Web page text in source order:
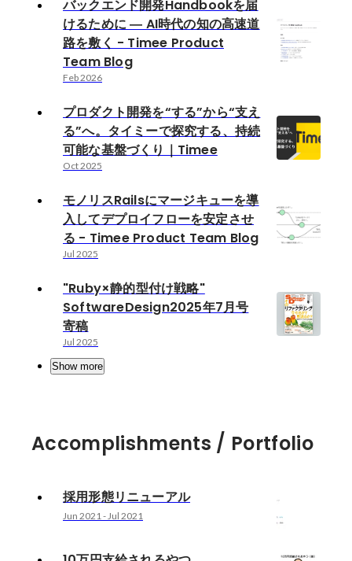
バックエンド開発Handbookを届
けるために ― AI時代の知の高速道
路を敷く - Timee Product
Team Blog
Feb 2026
プロダクト開発を“する”から“支え
る”へ。タイミーで探究する、持続
可能な基盤づくり｜Timee
Oct 2025
モノリスRailsにマージキューを導
入してデプロイフローを安定させ
る - Timee Product Team Blog
Jul 2025
"Ruby×静的型付け戦略"
SoftwareDesign2025年7月号
寄稿
Jul 2025
Show more
Accomplishments / Portfolio
採用形態リニューアル
Jun 2021-Jul 2021